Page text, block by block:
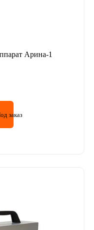
Арина-1
заказ